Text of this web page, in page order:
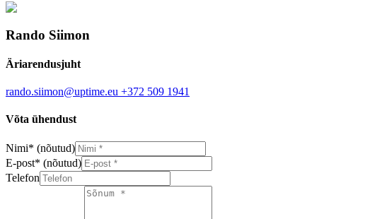
Rando Siimon
Äriarendusjuht
rando.siimon@uptime.eu +372 509 1941
Võta ühendust
Nimi* (nõutud)
E-post* (nõutud)
Telefon